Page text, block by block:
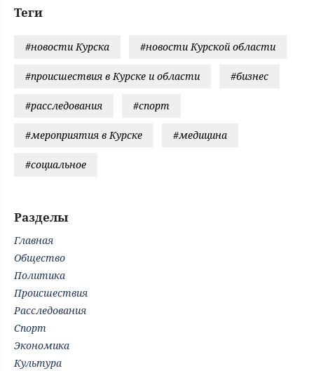
Теги
#новости Курска #новости Курской области
#происшествия в Курске и области #бизнес
#расследования #спорт
#мероприятия в Курске #медицина
#социальное
Разделы
Главная
Общество
Политика
Происшествия
Расследования
Спорт
Экономика
Культура